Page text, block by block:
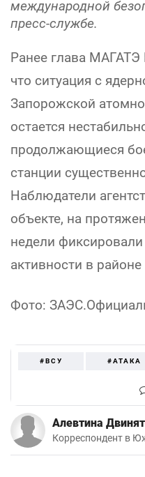
международной
пресс-службе.
Ранее глава МАГАТЭ
что ситуация с
Запорожской
остается
продолжающиеся
станции
Наблюдатели
объекте, на
недели
активности в районе
Фото:
#ВСУ #АТАКА
Алевтина
Корреспондент в